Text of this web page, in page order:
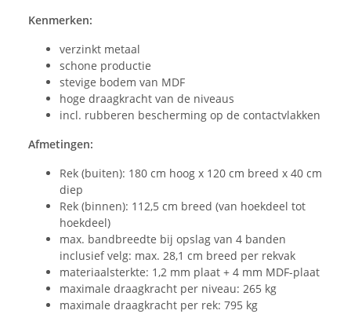
Kenmerken:
verzinkt metaal
schone productie
stevige bodem van MDF
hoge draagkracht van de niveaus
incl. rubberen bescherming op de contactvlakken
Afmetingen:
Rek (buiten): 180 cm hoog x 120 cm breed x 40 cm
diep
Rek (binnen): 112,5 cm breed (van hoekdeel tot
hoekdeel)
max. bandbreedte bij opslag van 4 banden
inclusief velg: max. 28,1 cm breed per rekvak
materiaalsterkte: 1,2 mm plaat + 4 mm MDF-plaat
maximale draagkracht per niveau: 265 kg
maximale draagkracht per rek: 795 kg